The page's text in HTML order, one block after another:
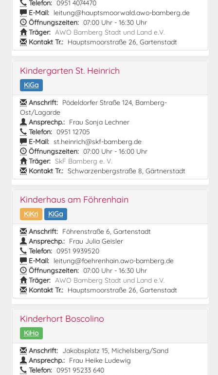
Telefon: 0951 4074470
E-Mail: leitung@hauptsmoorwald.awo-bamberg.de
Öffnungszeiten: 07:00 Uhr - 16:30 Uhr
Träger: AWO Bamberg Stadt und Land e.V.
Kontakt Tr.: Hauptsmoorstraße 26, Gartenstadt
Kindergarten St. Heinrich
KiGa
Anschrift: Pödeldorfer Straße 124, Bamberg-
Ost/Lagarde
Ansprechp.: Frau Sonja Lechner
Telefon: 0951 12705
E-Mail: st.heinrich@skf-bamberg.de
Öffnungszeiten: 07:00 Uhr - 16:00 Uhr
Träger: SkF Bamberg e. V.
Kontakt Tr.: Schwarzenbergstraße 8, Gärtnerstadt
Kinderhaus am Föhrenhain
KiKri
KiGa
Anschrift: Föhrenstraße 6, Gartenstadt
Ansprechp.: Frau Julia Geisler
Telefon: 0951 9939520
E-Mail: leitung@foehrenhain.awo-bamberg.de
Öffnungszeiten: 07:00 Uhr - 16:30 Uhr
Träger: AWO Bamberg Stadt und Land e.V.
Kontakt Tr.: Hauptsmoorstraße 26, Gartenstadt
Kinderhort Boscolino
KiHo
Anschrift: Jakobsplatz 15, Michelsberg/Sand
Ansprechp.: Frau Heike Ludewig
Telefon: 0951 95233 640